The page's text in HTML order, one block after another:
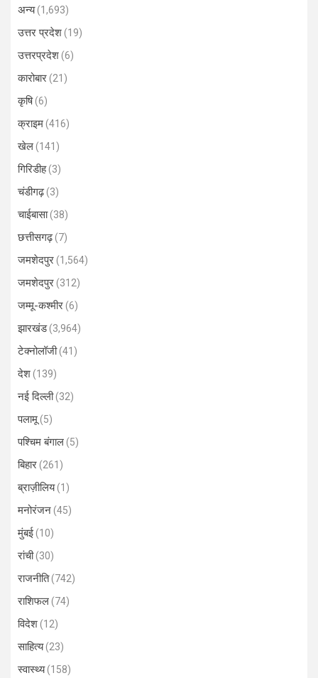
अन्य(1,693)
उत्तर प्रदेश(19)
उत्तरप्रदेश(6)
कारोबार(21)
कृषि(6)
क्राइम(416)
खेल(141)
गिरिडीह(3)
चंडीगढ़(3)
चाईबासा(38)
छत्तीसगढ़(7)
जमशेदपुर(1,564)
जमशेदपुर(312)
जम्मू-कश्मीर(6)
झारखंड(3,964)
टेक्नोलॉजी(41)
देश(139)
नई दिल्ली(32)
पलामू(5)
पश्चिम बंगाल(5)
बिहार(261)
ब्राज़ीलिय(1)
मनोरंजन(45)
मुंबई(10)
रांची(30)
राजनीति(742)
राशिफल(74)
विदेश(12)
साहित्य(23)
स्वास्थ्य(158)